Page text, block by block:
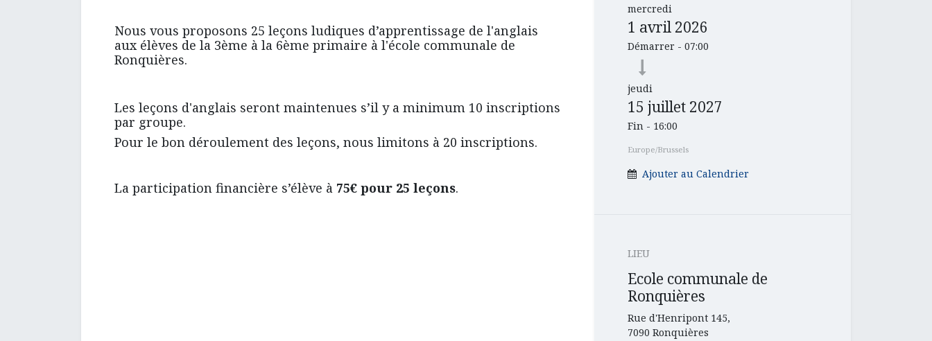
Nous vous proposons 25 leçons ludiques d’apprentissage de l'anglais
aux élèves de la 3ème à la 6ème primaire à l'école communale de
Ronquières.
Les leçons d'anglais seront maintenues s’il y a minimum 10 inscriptions
par groupe.
Pour le bon déroulement des leçons, nous limitons à 20 inscriptions.
La participation financière s’élève à 75€ pour 25 leçons.
mercredi
1 avril 2026
Démarrer - 07:00
jeudi
15 juillet 2027
Fin - 16:00
Europe/Brussels
Ajouter au Calendrier
LIEU
Ecole communale de
Ronquières
Rue d'Henripont 145,
7090 Ronquières